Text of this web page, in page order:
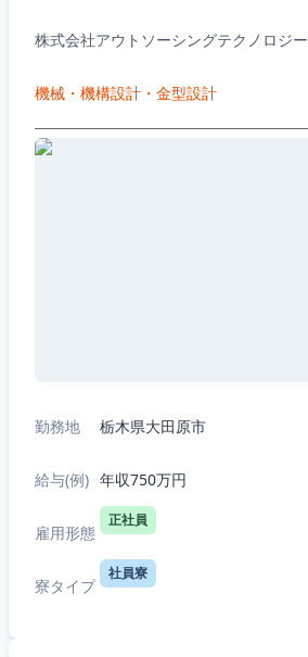
株式会社アウトソーシングテクノロジー
機械・機構設計・金型設計
勤務地 栃木県大田原市
給与(例) 年収750万円
雇用形態
正社員
寮タイプ
社員寮